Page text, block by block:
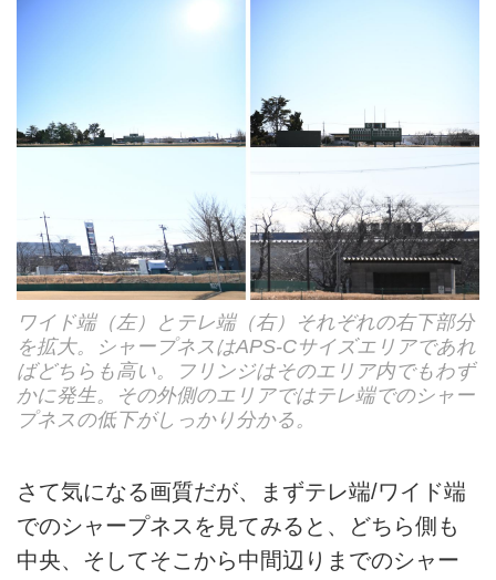
ワイド端（左）とテレ端（右）それぞれの右下部分
を拡大。シャープネスはAPS-Cサイズエリアであれ
ばどちらも高い。フリンジはそのエリア内でもわず
かに発生。その外側のエリアではテレ端でのシャー
プネスの低下がしっかり分かる。
さて気になる画質だが、まずテレ端/ワイド端
でのシャープネスを見てみると、どちら側も
中央、そしてそこから中間辺りまでのシャー